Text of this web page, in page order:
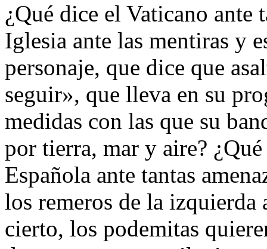
¿Qué dice el Vaticano ante
Iglesia ante las mentiras y
personaje, que dice que
seguir», que lleva en su
medidas con las que su
por tierra, mar y aire?
Española ante tantas
los remeros de la
cierto, los podemitas